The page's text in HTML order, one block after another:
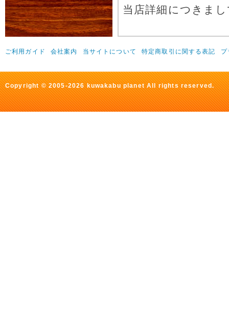
当店詳細につきま
ご利用ガイド 会社案内 当サイトについて 特定商取引に関する表記 プ
Copyright © 2005-2026 kuwakabu planet All rights reserved.